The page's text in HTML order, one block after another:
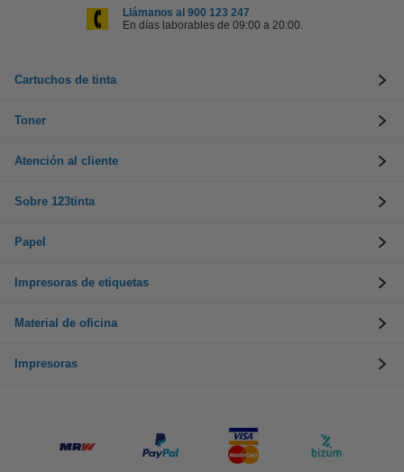
Llámanos al 900 123 247
En días laborables de 09:00 a 20:00.
Cartuchos de tinta
Toner
Atención al cliente
Sobre 123tinta
Papel
Impresoras de etiquetas
Material de oficina
Impresoras